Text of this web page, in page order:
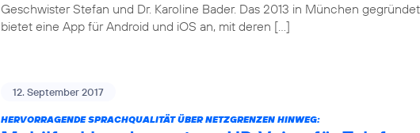
Geschwister Stefan und Dr. Karoline Bader. Das 2013 in München
bietet eine App für Android und iOS an, mit deren […]
12. September 2017
HERVORRAGENDE SPRACHQUALITÄT ÜBER NETZGRENZEN HINWEG: